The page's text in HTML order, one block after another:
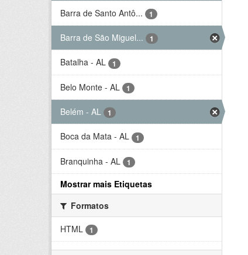
Barra de Santo Antô... 1
Barra de São Miguel... 1
Batalha - AL 1
Belo Monte - AL 1
Belém - AL 1
Boca da Mata - AL 1
Branquinha - AL 1
Mostrar mais Etiquetas
Formatos
HTML
1